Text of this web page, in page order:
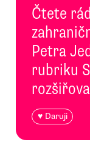
Čtete
Petra
rubriku
♥ Daruji